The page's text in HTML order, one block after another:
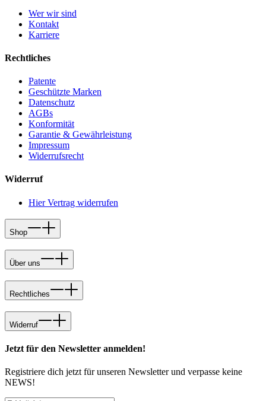
Wer wir sind
Kontakt
Karriere
Rechtliches
Patente
Geschützte Marken
Datenschutz
AGBs
Konformität
Garantie & Gewährleistung
Impressum
Widerrufsrecht
Widerruf
Hier Vertrag widerrufen
Shop
Über uns
Rechtliches
Widerruf
Jetzt für den Newsletter anmelden!
Registriere dich jetzt für unseren Newsletter und verpasse keine
NEWS!